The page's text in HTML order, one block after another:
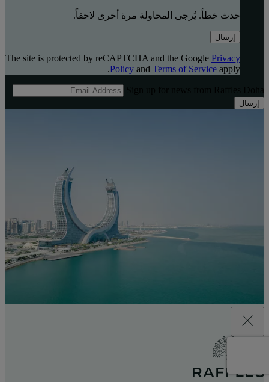
حدث خطأ. يُرجى المحاولة مرة أخرى لاحقاً.
إرسال
The site is protected by reCAPTCHA and the Google Privacy
Policy and Terms of Service apply.
إرسال